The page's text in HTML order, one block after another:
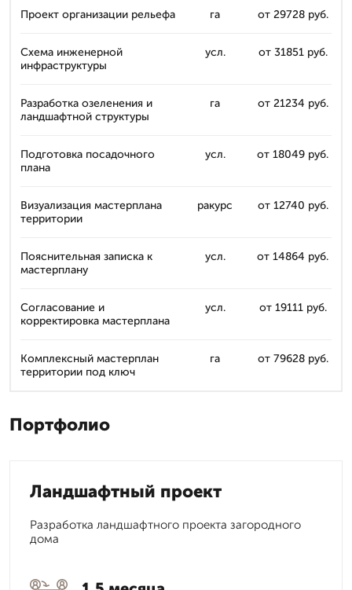
Проект организации рельефа га от 29728 руб.
Схема инженерной
инфраструктуры
усл. от 31851 руб.
Разработка озеленения и
ландшафтной структуры
га от 21234 руб.
Подготовка посадочного
плана
усл. от 18049 руб.
Визуализация мастерплана
территории
ракурс от 12740 руб.
Пояснительная записка к
мастерплану
усл. от 14864 руб.
Согласование и
корректировка мастерплана
усл. от 19111 руб.
Комплексный мастерплан
территории под ключ
га от 79628 руб.
Портфолио
Ландшафтный проект
Разработка ландшафтного проекта загородного
дома